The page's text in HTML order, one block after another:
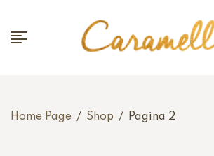
Home Page / Shop / Pagina 2